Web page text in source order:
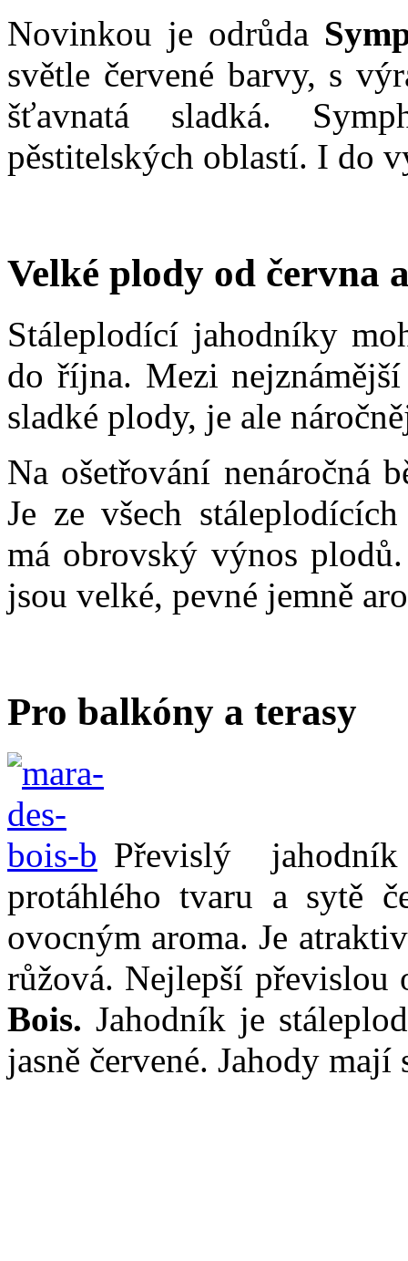
Novinkou je odrůda
světle červené barvy, s
šťavnatá sladká.
pěstitelských oblastí. I do
Velké plody od června
Stáleplodící jahodníky
do října. Mezi
sladké plody, je ale
Na ošetřování nenáročná
Je ze všech
má obrovský výnos
jsou velké, pevné jemně
Pro balkóny a terasy
Převislý
protáhlého tvaru a sytě
ovocným aroma. Je
růžová. Nejlepší
Bois. Jahodník je
jasně červené. Jahody